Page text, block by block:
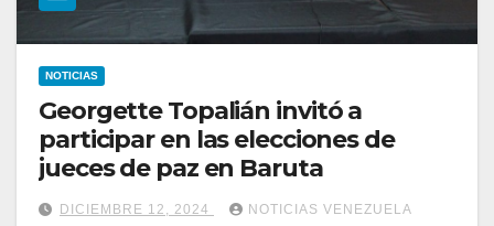
NOTICIAS
Georgette Topalián invitó a
participar en las elecciones de
jueces de paz en Baruta
DICIEMBRE 12, 2024 NOTICIAS VENEZUELA